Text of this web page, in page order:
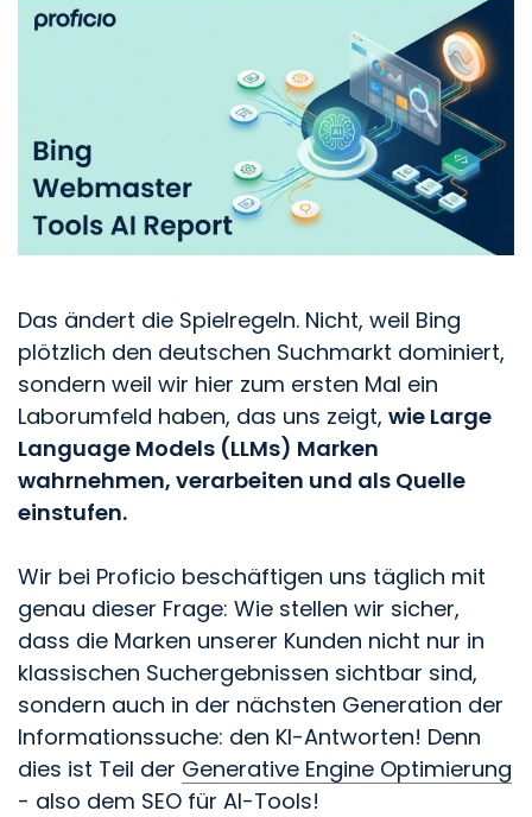
Das ändert die Spielregeln. Nicht, weil Bing
plötzlich den deutschen Suchmarkt dominiert,
sondern weil wir hier zum ersten Mal ein
Laborumfeld haben, das uns zeigt, wie Large
Language Models (LLMs) Marken
wahrnehmen, verarbeiten und als Quelle
einstufen.
Wir bei Proficio beschäftigen uns täglich mit
genau dieser Frage: Wie stellen wir sicher,
dass die Marken unserer Kunden nicht nur in
klassischen Suchergebnissen sichtbar sind,
sondern auch in der nächsten Generation der
Informationssuche: den KI-Antworten! Denn
dies ist Teil der Generative Engine Optimierung
- also dem SEO für AI-Tools!